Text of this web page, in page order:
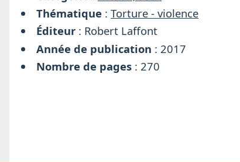
Thématique :Torture - violence
Éditeur : Robert Laffont
Année de publication : 2017
Nombre de pages : 270